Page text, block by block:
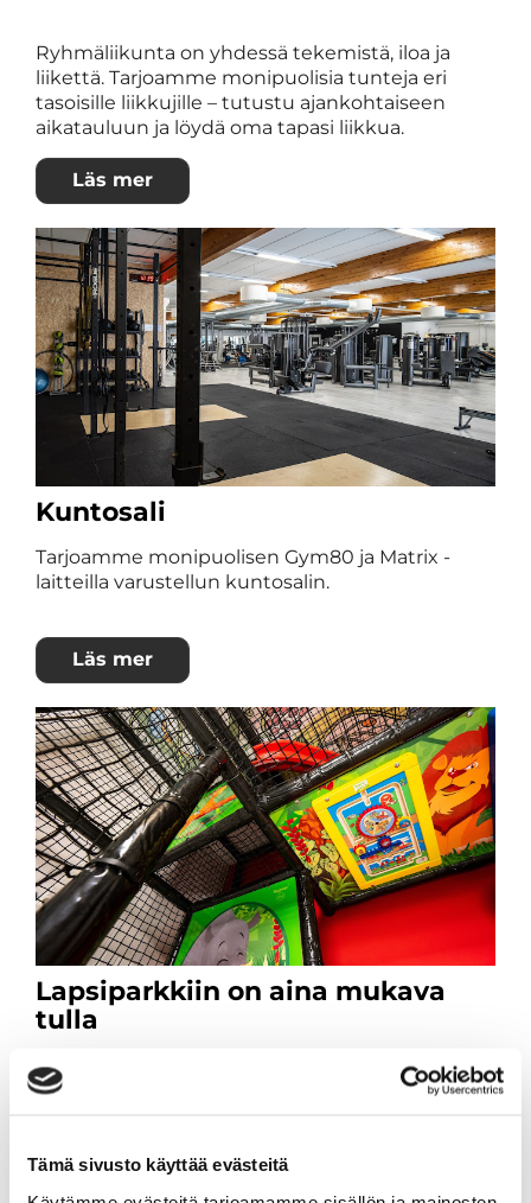
Tämä sivusto käyttää evästeitä
​​​​​​​Ryhmäliikunta on yhdessä tekemistä, iloa ja
liikettä. Tarjoamme monipuolisia tunteja eri
tasoisille liikkujille – tutustu ajankohtaiseen
aikatauluun ja löydä oma tapasi liikkua.
Läs mer
Kuntosali
Tarjoamme monipuolisen Gym80 ja Matrix -
laitteilla varustellun kuntosalin.
Läs mer
Lapsiparkkiin on aina mukava
tulla
Sipoon Sykkeen lapsiparkissa lapsi saa leikkiä ja
touhuta sillä välin kun vanhempi on
Läs mer